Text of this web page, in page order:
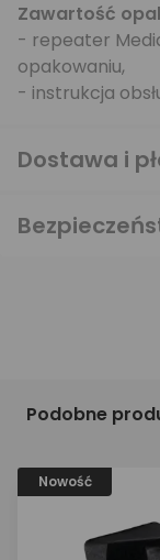
Podobne
Nowość
Zawartość
- repeater
opakowaniu,
- instrukcja
Dostawa i